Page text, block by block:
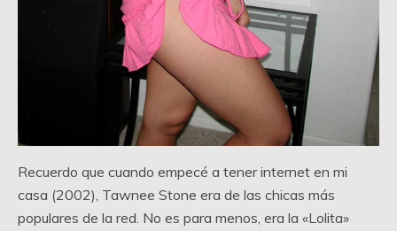
Recuerdo que cuando empecé a tener internet en mi
casa (2002), Tawnee Stone era de las chicas más
populares de la red. No es para menos, era la «Lolita»